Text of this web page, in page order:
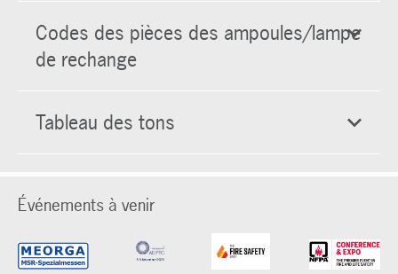
Codes des pièces des ampoules/lampe
de rechange
Tableau des tons
Événements à venir